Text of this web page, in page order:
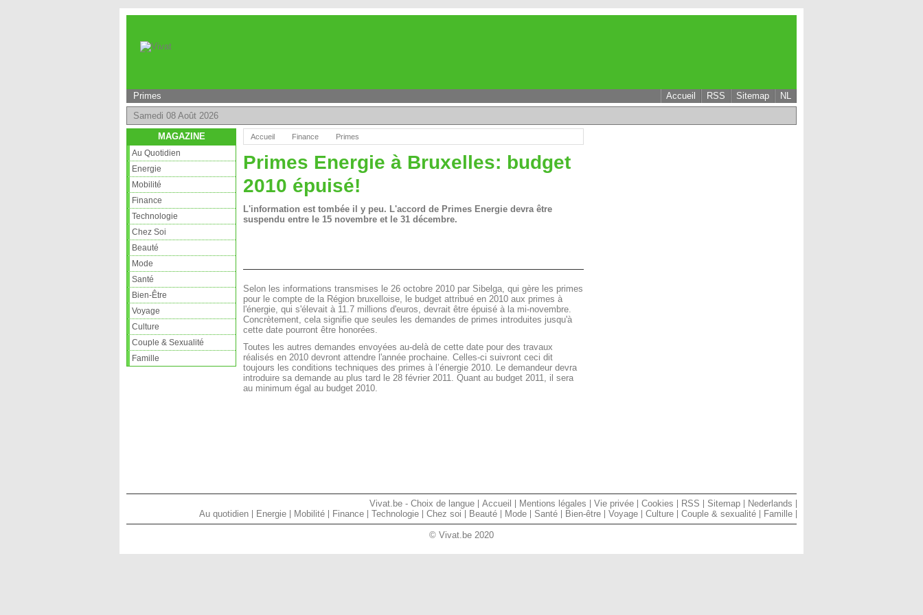
Accueil RSS Sitemap NL
Primes
Samedi 08 Août 2026
MAGAZINE
Au Quotidien
Energie
Mobilité
Finance
Technologie
Chez Soi
Beauté
Mode
Santé
Bien-Être
Voyage
Culture
Couple & Sexualité
Famille
Accueil Finance Primes
Primes Energie à Bruxelles: budget
2010 épuisé!
L'information est tombée il y peu. L'accord de Primes Energie devra être
suspendu entre le 15 novembre et le 31 décembre.
Selon les informations transmises le 26 octobre 2010 par Sibelga, qui gère les primes
pour le compte de la Région bruxelloise, le budget attribué en 2010 aux primes à
l'énergie, qui s'élevait à 11.7 millions d'euros, devrait être épuisé à la mi-novembre.
Concrètement, cela signifie que seules les demandes de primes introduites jusqu'à
cette date pourront être honorées.
Toutes les autres demandes envoyées au-delà de cette date pour des travaux
réalisés en 2010 devront attendre l'année prochaine. Celles-ci suivront ceci dit
toujours les conditions techniques des primes à l’énergie 2010. Le demandeur devra
introduire sa demande au plus tard le 28 février 2011. Quant au budget 2011, il sera
au minimum égal au budget 2010.
Vivat.be - Choix de langue Accueil Mentions légales Vie privée Cookies RSS Sitemap
Nederlands
Au quotidien
Energie Mobilité Finance Technologie Chez soi Beauté Mode Santé Bien-être Voyage Culture Couple & sexualité Famille
© Vivat.be 2020